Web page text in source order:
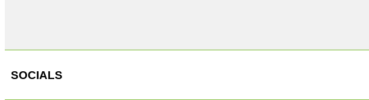
SOCIALS